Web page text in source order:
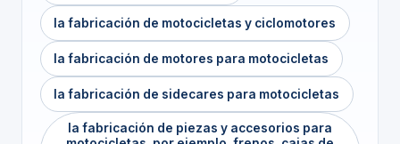
la fabricación de motocicletas y ciclomotores
la fabricación de motores para motocicletas
la fabricación de sidecares para motocicletas
la fabricación de piezas y accesorios para